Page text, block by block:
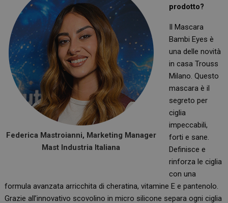
Federica Mastroianni, Marketing Manager
Mast Industria Italiana
prodotto?
Il Mascara
Bambi Eyes è
una delle novità
in casa Trouss
Milano. Questo
mascara è il
segreto per
ciglia
impeccabili,
forti e sane.
Definisce e
rinforza le ciglia
con una
formula avanzata arricchita di cheratina, vitamine E e pantenolo.
Grazie all’innovativo scovolino in micro silicone separa ogni ciglia